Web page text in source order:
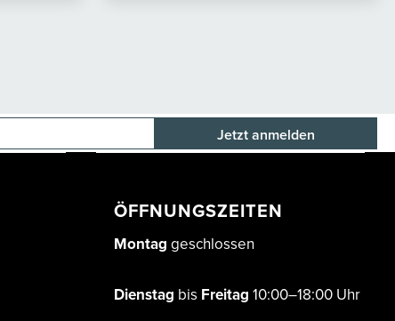
ÖFFNUNGSZEITEN
Montag geschlossen
Dienstag bis Freitag 10:00–18:00 Uhr